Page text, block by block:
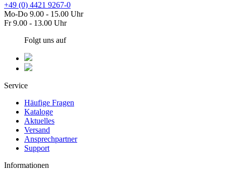
+49 (0) 4421 9267-0
Mo-Do 9.00 - 15.00 Uhr
Fr 9.00 - 13.00 Uhr
Folgt uns auf
Service
Häufige Fragen
Kataloge
Aktuelles
Versand
Ansprechpartner
Support
Informationen